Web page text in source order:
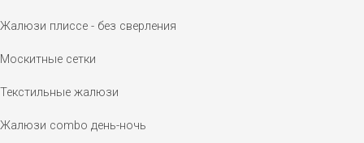
Жалюзи плиссе - без сверления
Москитные сетки
Текстильные жалюзи
Жалюзи combo день-ночь